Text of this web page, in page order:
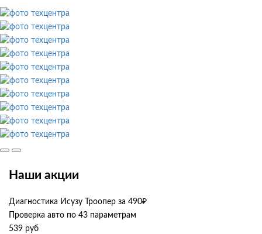
Наши акции
Диагностика Исузу Троопер за 490₽
Проверка авто по 43 параметрам
539 руб